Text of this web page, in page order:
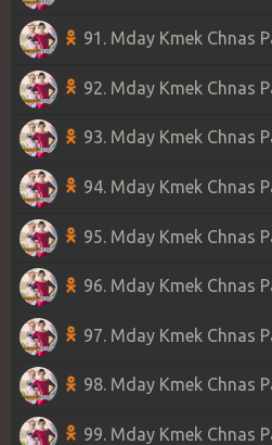
91. Mday Kmek Chnas
92. Mday Kmek Chnas
93. Mday Kmek Chnas
94. Mday Kmek Chnas
95. Mday Kmek Chnas
96. Mday Kmek Chnas
97. Mday Kmek Chnas
98. Mday Kmek Chnas
99. Mday Kmek Chnas